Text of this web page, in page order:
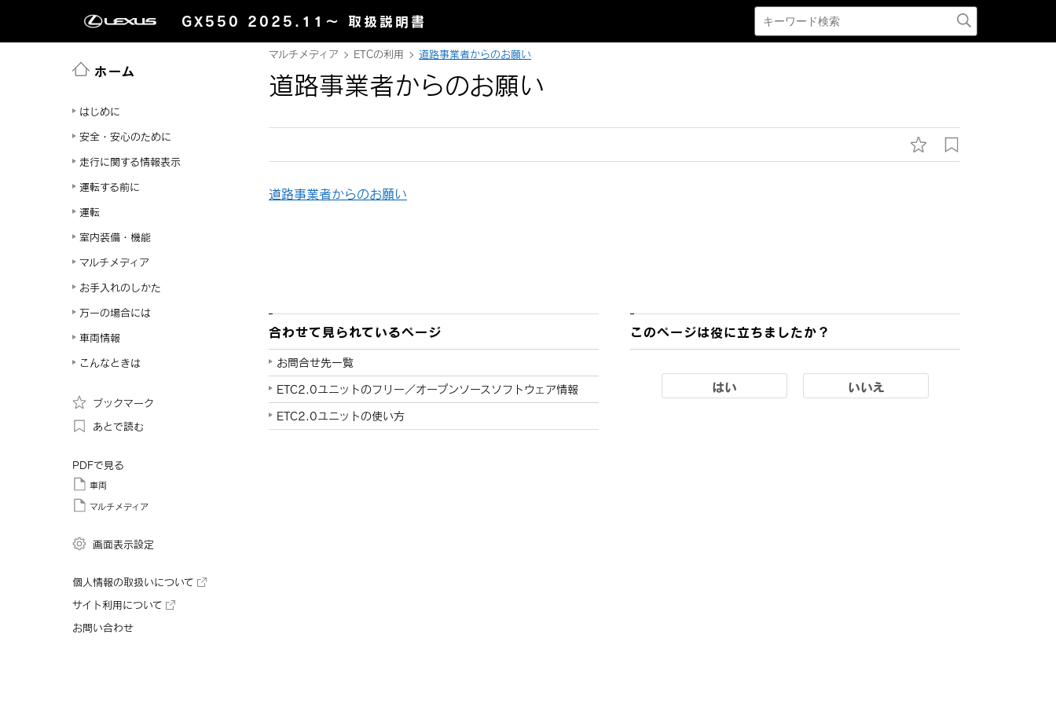
GX550 2025.11～ 取扱説明書
ホーム
はじめに
安全・安心のために
走行に関する情報表示
運転する前に
運転
室内装備・機能
マルチメディア
お手入れのしかた
万一の場合には
車両情報
こんなときは
ブックマーク
あとで読む
PDFで見る
車両
マルチメディア
画面表示設定
個人情報の取扱いについて
サイト利用について
お問い合わせ
マルチメディア ETCの利用 道路事業者からのお願い
道路事業者からのお願い
道路事業者からのお願い
合わせて見られているページ
お問合せ先一覧
ETC2.0ユニットのフリー／オープンソースソフトウェア情報
ETC2.0ユニットの使い方
このページは役に立ちましたか？
はい いいえ